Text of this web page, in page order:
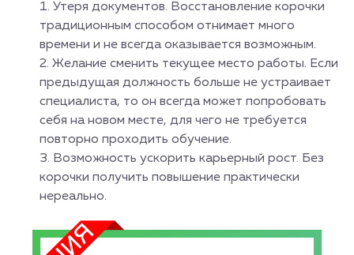
Утеря документов. Восстановление корочки
традиционным способом отнимает много
времени и не всегда оказывается возможным.
Желание сменить текущее место работы. Если
предыдущая должность больше не устраивает
специалиста, то он всегда может попробовать
себя на новом месте, для чего не требуется
повторно проходить обучение.
Возможность ускорить карьерный рост. Без
корочки получить повышение практически
нереально.